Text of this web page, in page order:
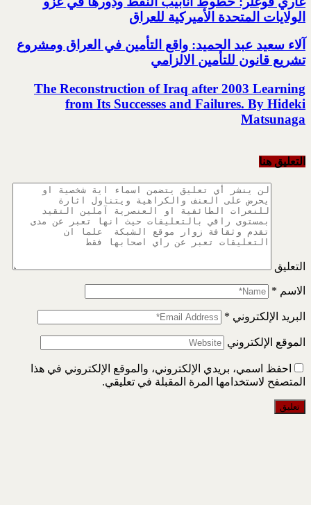
الولايات المتحدة الأميركية للعراق
آلاء سعيد عبد الحميد: واقع التأمين في العراق ومشروع
تشريع قانون للتأمين الالزامي
The Reconstruction of Iraq after 2003 Learning
from Its Successes and Failures. By Hideki
Matsunaga
التعليق هنا
التعليق
الاسم *
البريد الإلكتروني *
الموقع الإلكتروني
احفظ اسمي، بريدي الإلكتروني، والموقع الإلكتروني في هذا
المتصفح لاستخدامها المرة المقبلة في تعليقي.